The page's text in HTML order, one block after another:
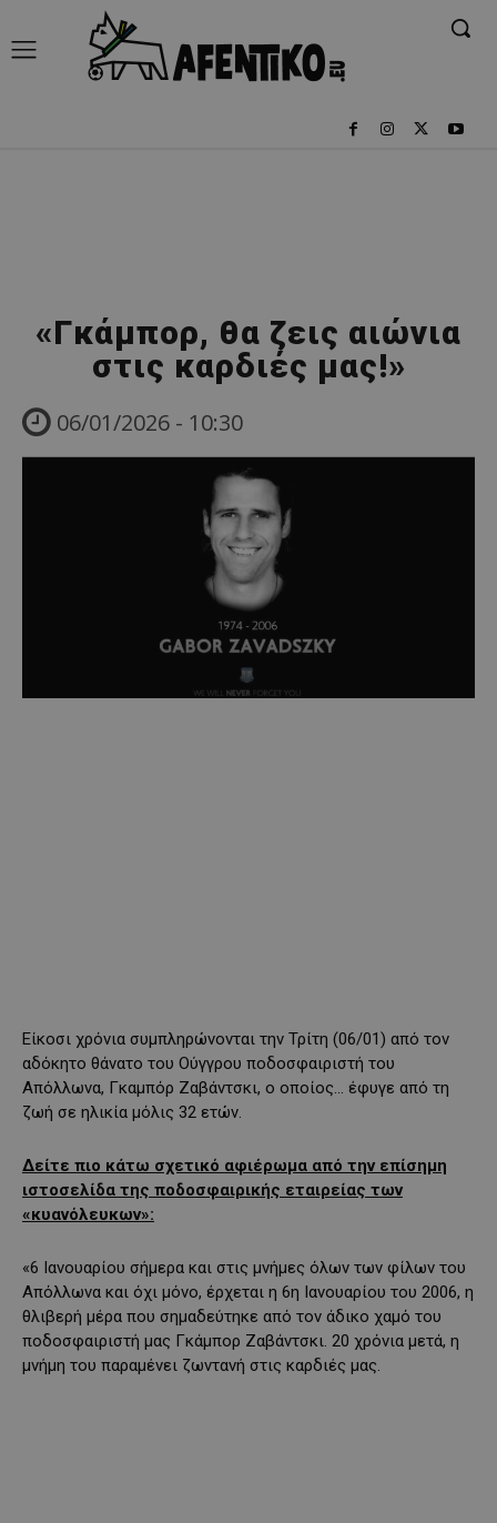
«Γκάμπορ, θα ζεις αιώνια
στις καρδιές μας!»
06/01/2026 - 10:30
Είκοσι χρόνια συμπληρώνονται την Τρίτη (06/01) από τον
αδόκητο θάνατο του Ούγγρου ποδοσφαιριστή του
Απόλλωνα, Γκαμπόρ Ζαβάντσκι, ο οποίος… έφυγε από τη
ζωή σε ηλικία μόλις 32 ετών.
Δείτε πιο κάτω σχετικό αφιέρωμα από την επίσημη
ιστοσελίδα της ποδοσφαιρικής εταιρείας των
«κυανόλευκων»:
«6 Ιανουαρίου σήμερα και στις μνήμες όλων των φίλων του
Απόλλωνα και όχι μόνο, έρχεται η 6η Ιανουαρίου του 2006, η
θλιβερή μέρα που σημαδεύτηκε από τον άδικο χαμό του
ποδοσφαιριστή μας Γκάμπορ Ζαβάντσκι. 20 χρόνια μετά, η
μνήμη του παραμένει ζωντανή στις καρδιές μας.